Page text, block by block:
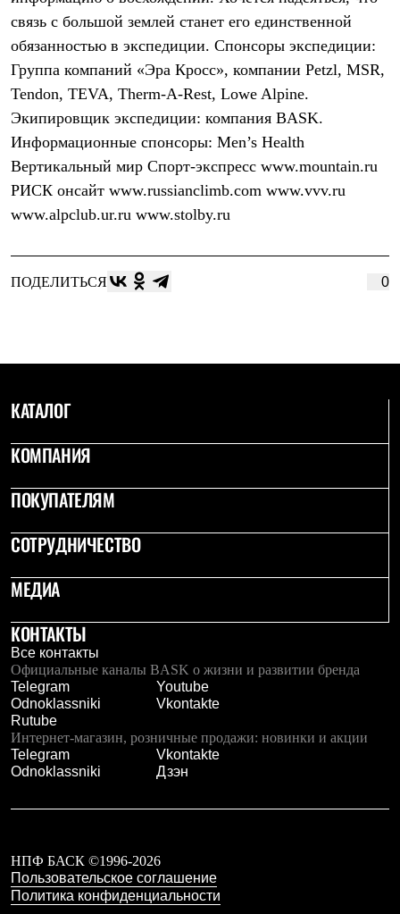
Легкоходные
Альпинистские
Городские
Аксессуары для рюкзаков
Спальные мешки
Пуховые
С синтетическим утеплителем
Аксессуары для спальников
Сумки и баулы
Баулы
Кошельки
Сумки
Гермомешки
Книги
Еда
Коврики
Ботинки
Кроссовки
Гамаши и бахилы
Гамаши
Тапочки и чуни
Тапочки
Чуни
Уход за обувью
Головные уборы
Шапки
Кепки и бейсболки
Повязки
Шарфы
Панамы
Перчатки и рукавицы
Перчатки
Рукавицы
Носки
Полезные аксессуары
Термоковрики
Уход за одеждой
В Арктику
Коллекции
связь с большой землей станет его единственной
обязанностью в экспедиции. Спонсоры экспедиции:
Группа компаний «Эра Кросс», компании Petzl, MSR,
Tendon, TEVA, Therm-A-Rest, Lowe Alpine.
Экипировщик экспедиции: компания BASK.
Информационные спонсоры: Men’s Health
Вертикальный мир Спорт-экспресс www.mountain.ru
РИСК онсайт www.russianclimb.com www.vvv.ru
www.alpclub.ur.ru www.stolby.ru
ПОДЕЛИТЬСЯ 0
КАТАЛОГ
КОМПАНИЯ
ПОКУПАТЕЛЯМ
СОТРУДНИЧЕСТВО
МЕДИА
КОНТАКТЫ
Все контакты
Официальные каналы BASK о жизни и развитии бренда
Telegram
Youtube
Odnoklassniki
Vkontakte
Rutube
Интернет-магазин, розничные продажи: новинки и акции
Telegram
Vkontakte
Odnoklassniki
Дзэн
НПФ БАСК ©1996-2026
Пользовательское соглашение
Политика конфиденциальности